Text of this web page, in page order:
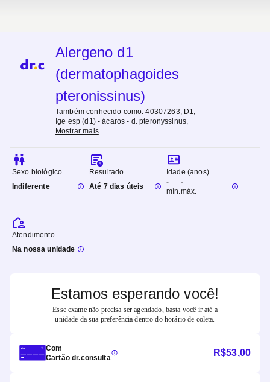
Alergeno d1
(dermatophagoides
pteronissinus)
Também conhecido como:40307263, D1,
Ige esp (d1) - ácaros - d. pteronyssinus,
Mostrar mais
Sexo biológico
Indiferente
Resultado
Até 7 dias úteis
Idade (anos)
-
mín.
-
máx.
Atendimento
Na nossa unidade
Estamos esperando você!
Esse exame não precisa ser agendado, basta você ir até a
unidade da sua preferência dentro do horário de coleta.
Com
Cartão dr.consulta
R$53,00